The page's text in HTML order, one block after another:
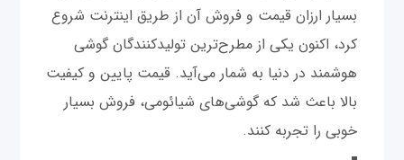
بسیار ارزان قیمت و فروش آن از طریق اینترنت شروع
کرد، اکنون یکی از مطرح‌ترین تولیدکنندگان گوشی
هوشمند در دنیا به شمار می‌آید. قیمت پایین و کیفیت
بالا باعث شد که گوشی‌های شیائومی، فروش بسیار
خوبی را تجربه کنند.